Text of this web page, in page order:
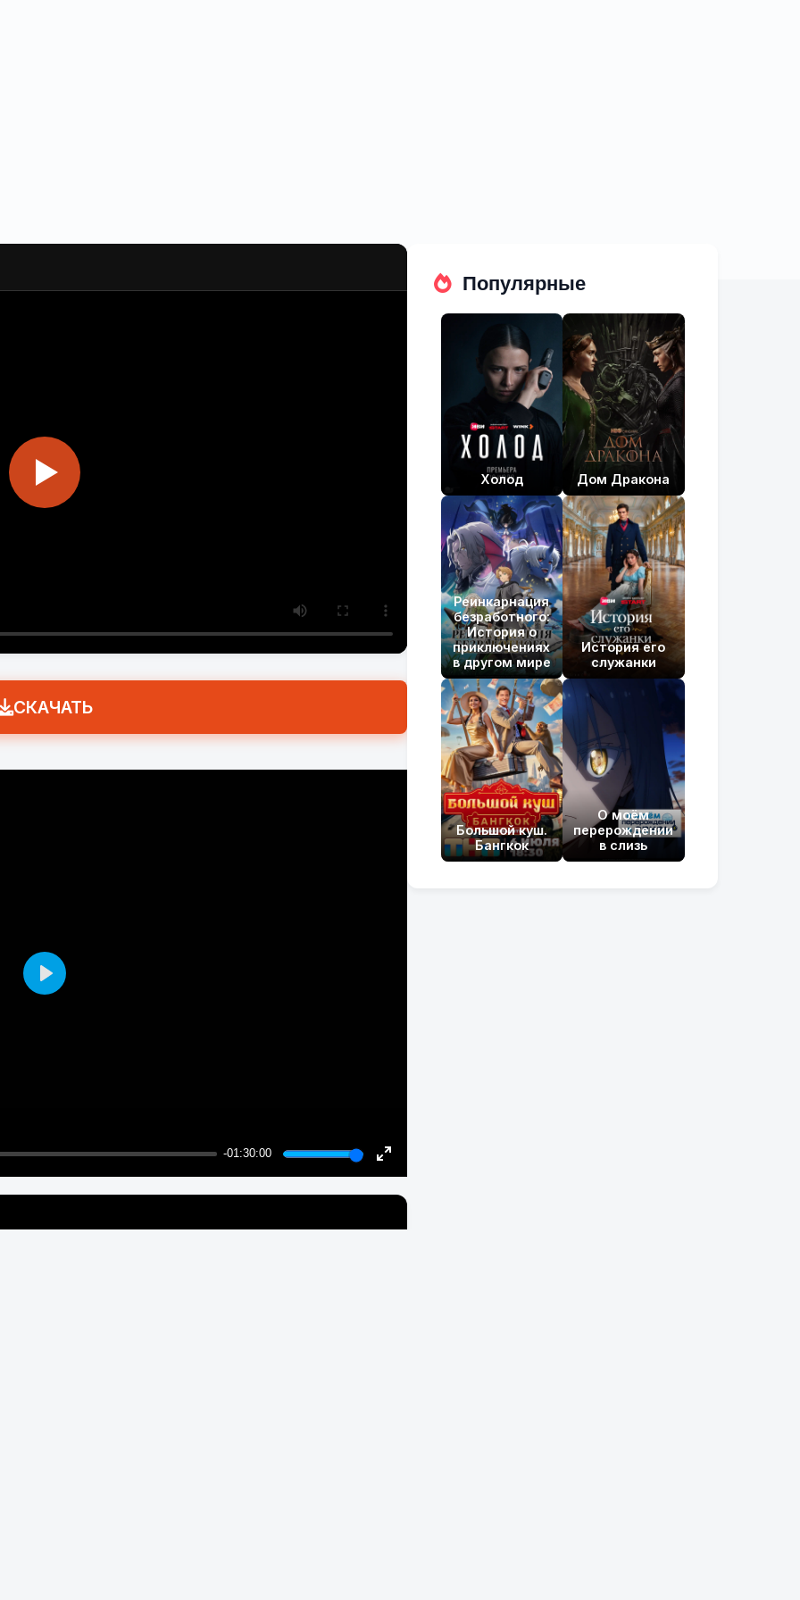
СКАЧАТЬ
-01:30:00
Play
Популярные
Холод Дом Дракона
Реинкарнация
безработного:
История о
приключениях
в другом мире
История его
служанки
Большой куш.
Бангкок
О моём
перерождении
в слизь